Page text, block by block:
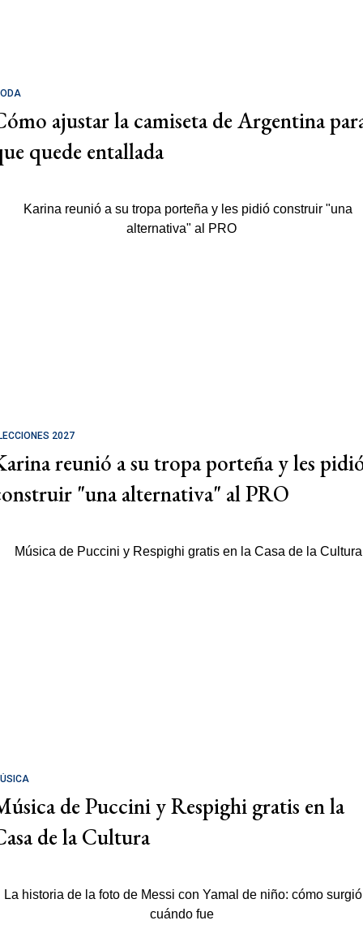
ajustar la camiseta de Argentina
quede entallada
2027
reunió a su tropa porteña y les
"una alternativa" al PRO
de Puccini y Respighi gratis en la
de la Cultura